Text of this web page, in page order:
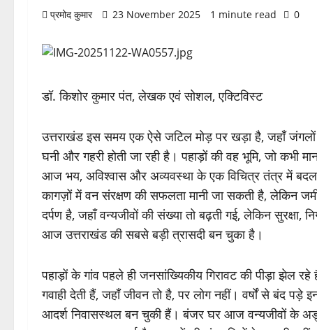
प्रमोद कुमार 23 November 2025 1 minute read 0
डॉ. किशोर कुमार पंत, लेखक एवं सोशल, एक्टिविस्ट
उत्तराखंड इस समय एक ऐसे जटिल मोड़ पर खड़ा है, जहाँ जंगलों
घनी और गहरी होती जा रही है। पहाड़ों की वह भूमि, जो कभी
आज भय, अविश्वास और अव्यवस्था के एक विचित्र तंत्र में बदल
कागज़ों में वन संरक्षण की सफलता मानी जा सकती है, लेकिन
दर्पण है, जहाँ वन्यजीवों की संख्या तो बढ़ती गई, लेकिन सुरक्षा,
आज उत्तराखंड की सबसे बड़ी त्रासदी बन चुका है।
पहाड़ों के गांव पहले ही जनसांख्यिकीय गिरावट की पीड़ा झेल
गवाही देती हैं, जहाँ जीवन तो है, पर लोग नहीं। वर्षों से बंद
आदर्श निवासस्थल बन चुकी हैं। बंजर घर आज वन्यजीवों के